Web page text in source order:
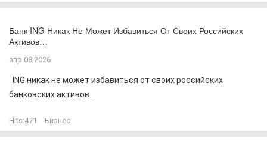
Банк ING Никак Не Может Избавиться От Своих Российских
Активов…
апр 08,2026
ING никак не может избавиться от своих российских
банковских активов...
Hits:471 Бизнес